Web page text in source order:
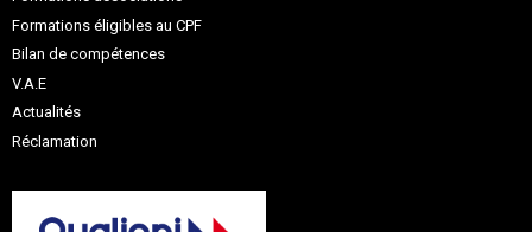
Formations éligibles au CPF
Bilan de compétences
V.A.E
Actualités
Réclamation